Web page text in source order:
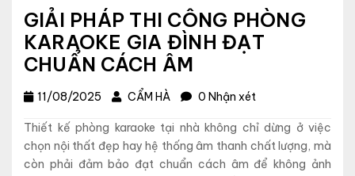
GIẢI PHÁP THI CÔNG PHÒNG
KARAOKE GIA ĐÌNH ĐẠT
CHUẨN CÁCH ÂM
11/08/2025 CẨM HÀ 0 Nhận xét
Thiết kế phòng karaoke tại nhà không chỉ dừng ở việc
chọn nội thất đẹp hay hệ thống âm thanh chất lượng, mà
còn phải đảm bảo đạt chuẩn cách âm để không ảnh